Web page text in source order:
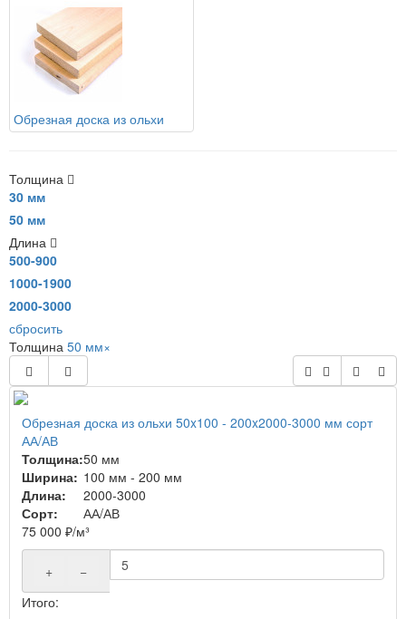
Обрезная доска из ольхи
Толщина
30 мм
50 мм
Длина
500-900
1000-1900
2000-3000
сбросить
Толщина 50 мм×
Обрезная доска из ольхи 50x100 - 200x2000-3000 мм сорт
АА/АВ
Толщина:50 мм
Ширина: 100 мм - 200 мм
Длина:
2000-3000
Сорт:
АА/АВ
75 000 ₽/м³
+
−
Итого: